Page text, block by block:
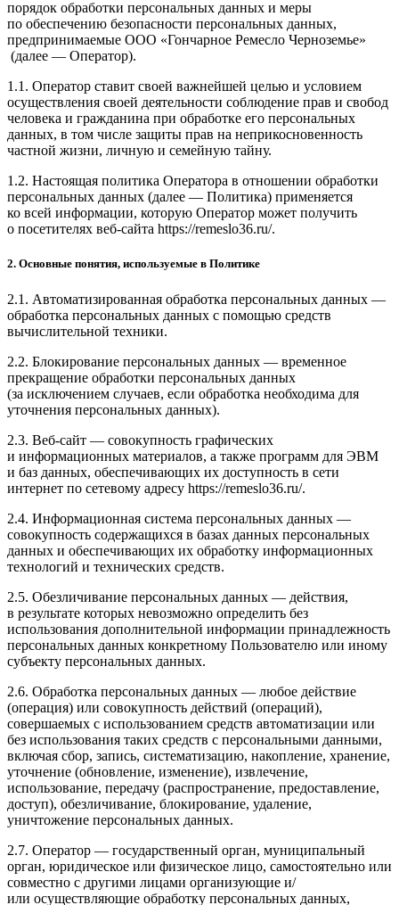
порядок обработки персональных данных и меры
по обеспечению безопасности персональных данных,
предпринимаемые ООО «Гончарное Ремесло Черноземье»
(далее — Оператор).
1.1. Оператор ставит своей важнейшей целью и условием
осуществления своей деятельности соблюдение прав и свобод
человека и гражданина при обработке его персональных
данных, в том числе защиты прав на неприкосновенность
частной жизни, личную и семейную тайну.
1.2. Настоящая политика Оператора в отношении обработки
персональных данных (далее — Политика) применяется
ко всей информации, которую Оператор может получить
о посетителях веб-сайта https://remeslo36.ru/.
2. Основные понятия, используемые в Политике
2.1. Автоматизированная обработка персональных данных —
обработка персональных данных с помощью средств
вычислительной техники.
2.2. Блокирование персональных данных — временное
прекращение обработки персональных данных
(за исключением случаев, если обработка необходима для
уточнения персональных данных).
2.3. Веб-сайт — совокупность графических
и информационных материалов, а также программ для ЭВМ
и баз данных, обеспечивающих их доступность в сети
интернет по сетевому адресу https://remeslo36.ru/.
2.4. Информационная система персональных данных —
совокупность содержащихся в базах данных персональных
данных и обеспечивающих их обработку информационных
технологий и технических средств.
2.5. Обезличивание персональных данных — действия,
в результате которых невозможно определить без
использования дополнительной информации принадлежность
персональных данных конкретному Пользователю или иному
субъекту персональных данных.
2.6. Обработка персональных данных — любое действие
(операция) или совокупность действий (операций),
совершаемых с использованием средств автоматизации или
без использования таких средств с персональными данными,
включая сбор, запись, систематизацию, накопление, хранение,
уточнение (обновление, изменение), извлечение,
использование, передачу (распространение, предоставление,
доступ), обезличивание, блокирование, удаление,
уничтожение персональных данных.
2.7. Оператор — государственный орган, муниципальный
орган, юридическое или физическое лицо, самостоятельно или
совместно с другими лицами организующие и/
или осуществляющие обработку персональных данных,